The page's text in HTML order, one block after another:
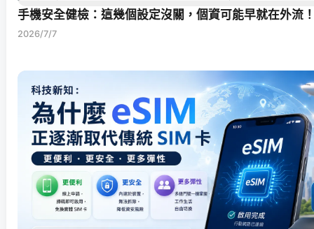
手機安全健檢：這幾個設定沒關，個資可能早就在外流
2026/7/7